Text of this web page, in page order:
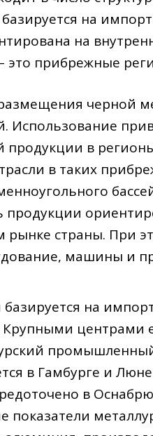
на
на
это прибрежные
черной
Использование
продукции в
в таких
страны. При
машины и
на
центрами
в Гамбурге и
в